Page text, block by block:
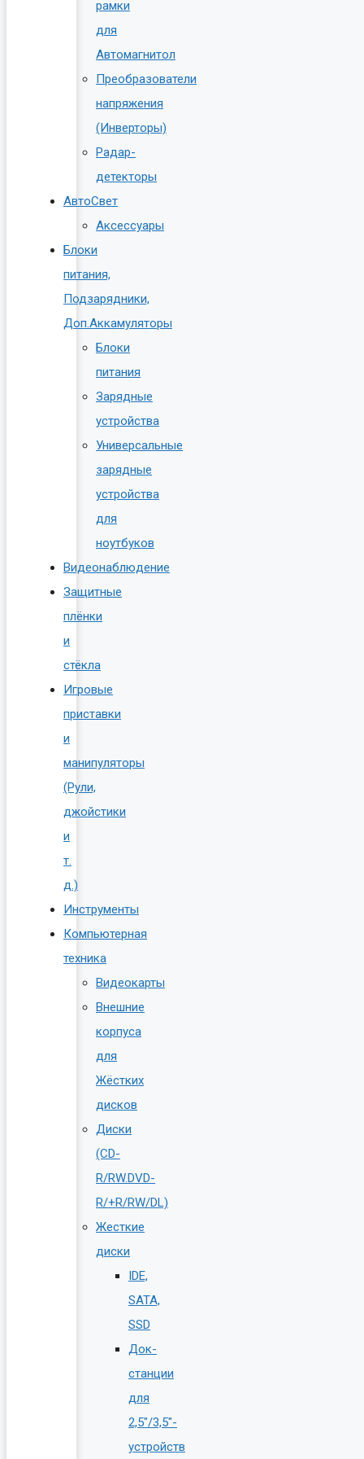
рамки
для
Автомагнитол
Преобразователи
напряжения
(Инверторы)
Радар-
детекторы
АвтоСвет
Аксессуары
Блоки
питания,
Подзарядники,
Доп.Аккамуляторы
Блоки
питания
Зарядные
устройства
Универсальные
зарядные
устройства
для
ноутбуков
Видеонаблюдение
Защитные
плёнки
и
стёкла
Игровые
приставки
и
манипуляторы
(Рули,
джойстики
и
т.
д.)
Инструменты
Компьютерная
техника
Видеокарты
Внешние
корпуса
для
Жёстких
дисков
Диски
(CD-
R/RW.DVD-
R/+R/RW/DL)
Жесткие
диски
IDE,
SATA,
SSD
Док-
станции
для
2,5″/3,5″-
устройств